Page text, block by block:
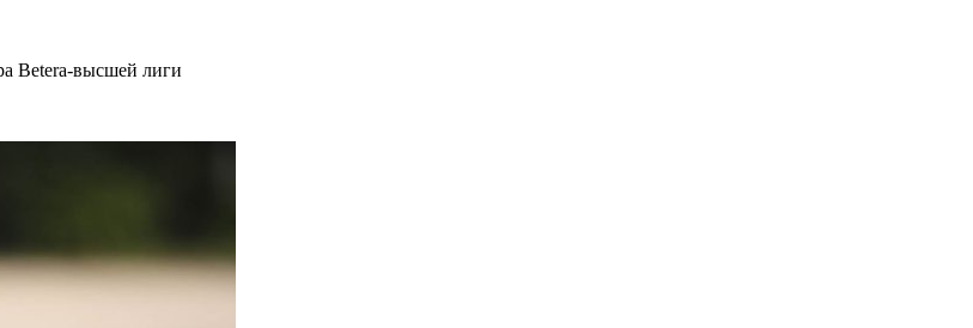
Betera-высшей лиги